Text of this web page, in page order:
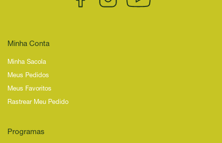
Minha Conta
Minha Sacola
Meus Pedidos
Meus Favoritos
Rastrear Meu Pedido
Programas